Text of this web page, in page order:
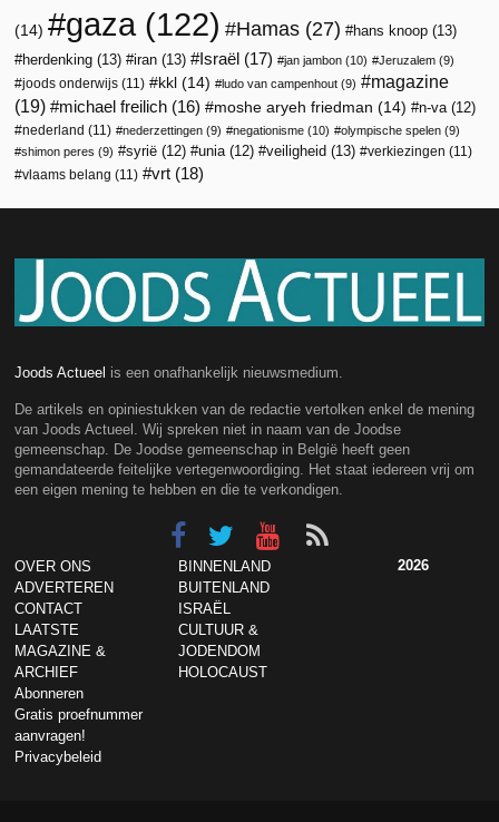
(14) gaza(122) Hamas (27) hans knoop (13)
herdenking (13) iran (13) Israël (17) jan jambon (10) Jeruzalem (9)
joods onderwijs (11) kkl (14) ludo van campenhout (9)
magazine
(19)
michael freilich (16) moshe aryeh friedman (14) n-va(12)
nederland (11) nederzettingen (9) negationisme (10) olympische spelen (9)
shimon peres (9) syrië (12) unia(12) veiligheid (13) verkiezingen (11)
vlaams belang (11) vrt (18)
Joods Actueel is een onafhankelijk nieuwsmedium.
De artikels en opiniestukken van de redactie vertolken enkel de mening
van Joods Actueel. Wij spreken niet in naam van de Joodse
gemeenschap. De Joodse gemeenschap in België heeft geen
gemandateerde feitelijke vertegenwoordiging. Het staat iedereen vrij om
een eigen mening te hebben en die te verkondigen.
OVER ONS
ADVERTEREN
CONTACT
LAATSTE
MAGAZINE &
ARCHIEF
Abonneren
Gratis proefnummer
aanvragen!
Privacybeleid
BINNENLAND
BUITENLAND
ISRAËL
CULTUUR &
JODENDOM
HOLOCAUST
2026